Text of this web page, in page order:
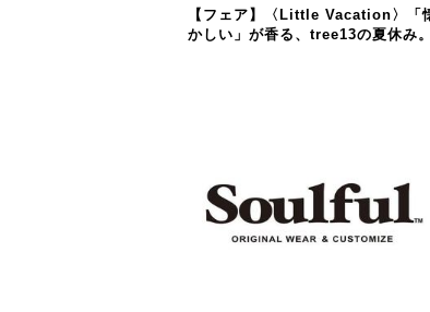
【フェア】〈Little Vacation〉「
かしい」が香る、tree13の夏休み。